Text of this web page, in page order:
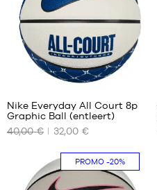
Größe
6
Größe
7
UNSERE
VERFÜGBAREN
Größe
Nike Everyday All Court 8p
Graphic Ball (entleert)
40,00 €
32,00 €
PROMO-20%